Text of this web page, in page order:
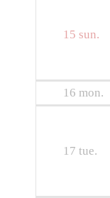
15 sun.
16 mon.
17 tue.